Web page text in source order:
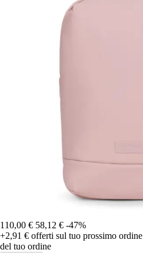
110,00 € 58,12 € -47%
+2,91 € offerti sul tuo prossimo ordine
del tuo ordine